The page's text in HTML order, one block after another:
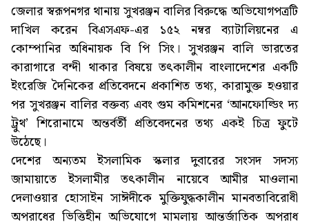
জেলার স্বরূপনগর থানায় সুখরঞ্জন বালির বিরুদ্ধে অভিযোগপত্রটি
দাখিল করেন বিএসএফ-এর ১৫২ নম্বর ব্যাটালিয়নের এ
কোম্পানির অধিনায়ক বি পি সিং। সুখরঞ্জন বালি ভারতের
কারাগারে বন্দী থাকার বিষয়ে তৎকালীন বাংলাদেশের একটি
ইংরেজি দৈনিকের প্রতিবেদনে প্রকাশিত তথ্য, কারামুক্ত হওয়ার
পর সুখরঞ্জন বালির বক্তব্য এবং গুম কমিশনের ‘আনফোল্ডিং দ্য
ট্রুথ’ শিরোনামে অন্তর্বর্তী প্রতিবেদনের তথ্য একই চিত্র ফুটে
উঠেছে।
দেশের অন্যতম ইসলামিক স্কলার দুবারের সংসদ সদস্য
জামায়াতে ইসলামীর তৎকালীন নায়েবে আমীর মাওলানা
দেলাওয়ার হোসাইন সাঈদীকে মুক্তিযুদ্ধকালীন মানবতাবিরোধী
অপরাধের ভিত্তিহীন অভিযোগে মামলায় আন্তর্জাতিক অপরাধ